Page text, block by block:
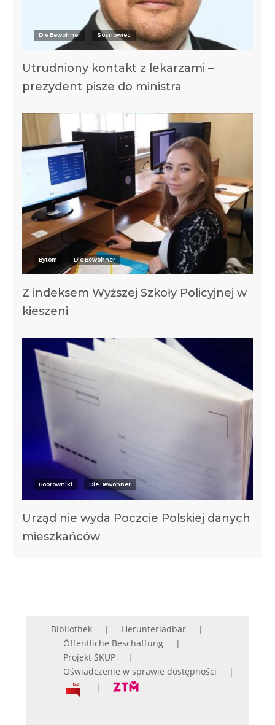
Die Bewohner Sosnowiec
Utrudniony kontakt z lekarzami –
prezydent pisze do ministra
Bytom Die Bewohner
Z indeksem Wyższej Szkoły Policyjnej w
kieszeni
Bobrowniki Die Bewohner
Urząd nie wyda Poczcie Polskiej danych
mieszkańców
Bibliothek
Herunterladbar
Öffentliche Beschaffung
Projekt ŚKUP
Oświadczenie w sprawie dostępności